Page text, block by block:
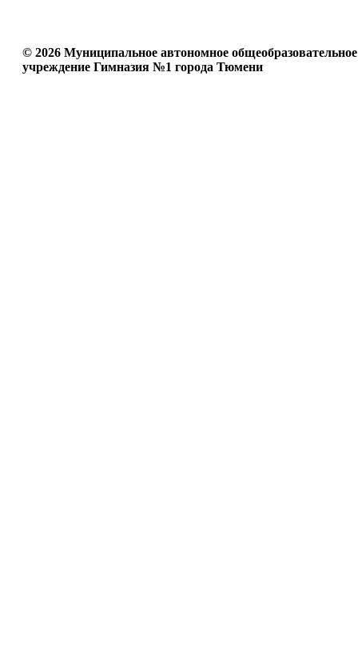
© 2026 Муниципальное автономное общеобразовательное
учреждение Гимназия №1 города Тюмени